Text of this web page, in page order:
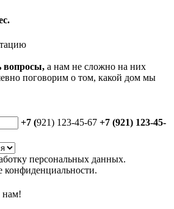
вопросы, а нам не сложно на них
поговорим о том, какой дом мы
+7 (921) 123-45-67 +7 (921) 123-45-
персональных данных.
конфиденциальности.
нам!